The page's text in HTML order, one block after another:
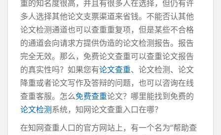
重的知名度很高，并且有很多人在选择，但仍有许
多人选择其他论文支票渠道来省钱。不能否认其他
论文检测通道也可以查重重复项，但是某些不合格
的通道会向请求方提供伪造的论文检测报告。报告
完全无效。那么，免费论文查重可以查重论文报告
的真实性吗？如果您有论文查重、论文检测、论文
降重或者论文写作及答辩的问题，也可以咨询在线
查重客服。怎么免费查重论文？哪里能找到免费的
论文检测系统，知网论文查重入口在哪？
在知网查重人口的官方网站上，有一个名为“帮助查